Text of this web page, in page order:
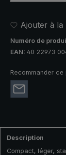
Ajouter à la
Numéro de
EAN: 40 22973
Recommander ce
Description
Compact, léger,